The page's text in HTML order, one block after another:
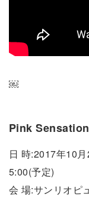
￼
Pink
日 時:2017年10
5:00(予定)
会 場:サンリオピ